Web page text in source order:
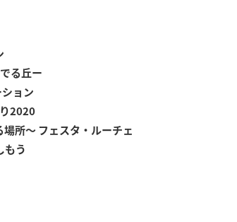
る丘ー
ョン
2020
所〜 フェスタ・ルーチェ
もう